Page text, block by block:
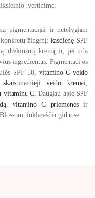
įvertinimo.
pigmentacijai ir netolygiam
konkretų žingsnį:kasdienę SPF
drėkinantį kremą ir, jei oda
ingredientus. Pigmentacijos
SPF 50, vitamino C veido
skaistinamieji veido kremai,
vitaminu C. Daugiau apie SPF
,vitamino C priemones ir
tinklaraščio giduose.